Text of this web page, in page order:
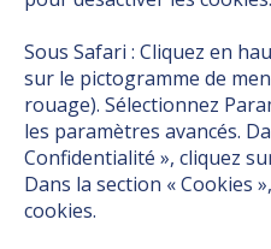
Sous Safari : Cliquez en
sur le pictogramme de
rouage). Sélectionnez
les paramètres avancés.
Confidentialité », cliquez
Dans la section « Cookies
cookies.